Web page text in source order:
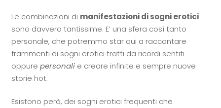
Le combinazioni di manifestazioni di sogni erotici
sono davvero tantissime. E’ una sfera così tanto
personale, che potremmo star qui a raccontare
frammenti di sogni erotici tratti da ricordi sentiti
oppure personalie creare infinite e sempre nuove
storie hot.
Esistono però, dei sogni erotici frequenti che